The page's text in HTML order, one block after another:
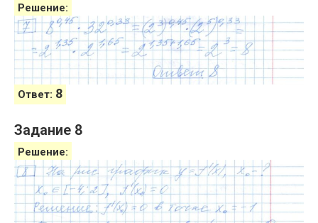
Решение:
Ответ: 8
Задание 8
Решение: